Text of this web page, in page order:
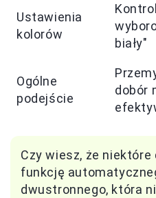
Ustawienia
kolorów
biały"
Ogólne
podejście
dobór
Czy wiesz, że
funkcję
dwustronnego, która